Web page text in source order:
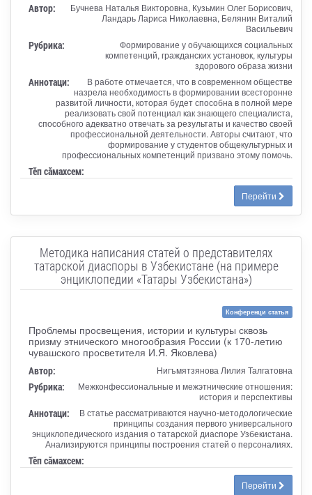
Автор:
Бучнева Наталья Викторовна, Кузьмин Олег Борисович,
Ландарь Лариса Николаевна, Белянин Виталий
Васильевич
Рубрика:
Формирование у обучающихся социальных
компетенций, гражданских установок, культуры
здорового образа жизни
Аннотаци:
В работе отмечается, что в современном обществе
назрела необходимость в формировании всесторонне
развитой личности, которая будет способна в полной мере
реализовать свой потенциал как знающего специалиста,
способного адекватно отвечать за результаты и качество своей
профессиональной деятельности. Авторы считают, что
формирование у студентов общекультурных и
профессиональных компетенций призвано этому помочь.
Тӗп сӑмахсем:
Перейти
Методика написания статей о представителях
татарской диаспоры в Узбекистане (на примере
энциклопедии «Татары Узбекистана»)
Конференци статья
Проблемы просвещения, истории и культуры сквозь
призму этнического многообразия России (к 170-летию
чувашского просветителя И.Я. Яковлева)
Автор: Нигъмятзянова Лилия Талгатовна
Рубрика:
Межконфессиональные и межэтнические отношения:
история и перспективы
Аннотаци:
В статье рассматриваются научно-методологические
принципы создания первого универсального
энциклопедического издания о татарской диаспоре Узбекистана.
Анализируются принципы построения статей о персоналиях.
Тӗп сӑмахсем:
Перейти